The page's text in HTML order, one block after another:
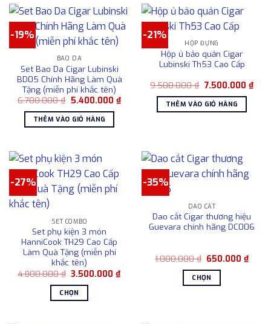
trang
sản
phẩm
nhiều
biến
thể.
Các
tùy
chọn
có
thể
chọn
sản
phẩm
-19%
BAO DA
Set Bao Da Cigar Lubinski
BD05 Chính Hãng Làm Quà
Tặng (miễn phí khắc tên)
6.700.000₫ Giá
là:
6.700.000 ₫.
5.400.000 ₫Giá
THÊM VÀO GIỎ HÀNG
-21%
HỘP ĐỰNG
Hộp ủ bảo quản Cigar
Lubinski Th53 Cao Cấp
9.500.000₫ Giá
là:
9.500.000 ₫.
7.500.000 ₫Giá
THÊM VÀO GIỎ HÀNG
-27%
SET COMBO
Set phụ kiện 3 món
HanniCook TH29 Cao Cấp
Làm Quà Tặng (miễn phí
khắc tên)
4.800.000₫ Giá
là:
4.800.000 ₫.
3.500.000₫Giá
hiện
CHỌN
-35%
DAO CẮT
Dao cắt Cigar thương hiệu
Guevara chính hãng DC006
1.000.000₫ Giá
là:
1.000.000 ₫.
650.000₫Giá
hiện
CHỌN